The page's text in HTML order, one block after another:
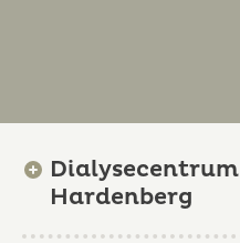
Dialysecentrum
Hardenberg